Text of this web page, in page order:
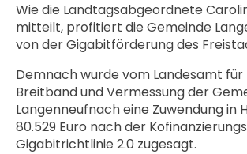
Wie die Landtagsabgeordnete
mitteilt, profitiert die Gemeinde
von der Gigabitförderung des
Demnach wurde vom Landesamt für
Breitband und Vermessung der
Langenneufnach eine Zuwendung in
80.529 Euro nach der
Gigabitrichtlinie 2.0 zugesagt.